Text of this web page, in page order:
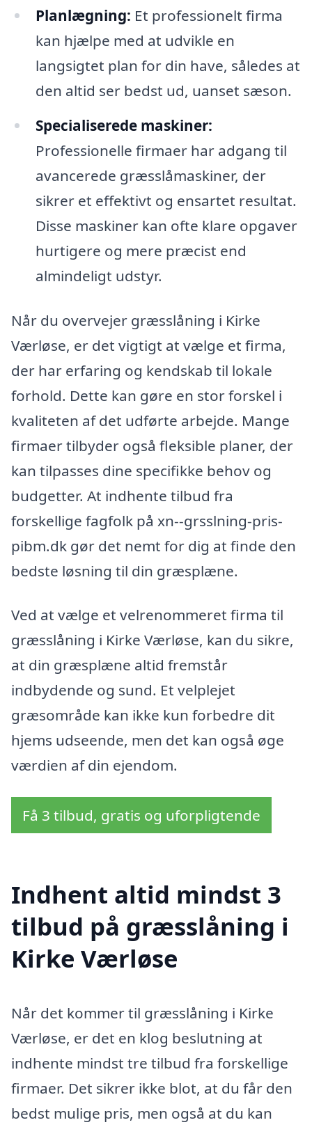
Planlægning: Et professionelt firma
kan hjælpe med at udvikle en
langsigtet plan for din have, således at
den altid ser bedst ud, uanset sæson.
Specialiserede maskiner:
Professionelle firmaer har adgang til
avancerede græsslåmaskiner, der
sikrer et effektivt og ensartet resultat.
Disse maskiner kan ofte klare opgaver
hurtigere og mere præcist end
almindeligt udstyr.
Når du overvejer græsslåning i Kirke
Værløse, er det vigtigt at vælge et firma,
der har erfaring og kendskab til lokale
forhold. Dette kan gøre en stor forskel i
kvaliteten af det udførte arbejde. Mange
firmaer tilbyder også fleksible planer, der
kan tilpasses dine specifikke behov og
budgetter. At indhente tilbud fra
forskellige fagfolk på xn--grsslning-pris-
pibm.dk gør det nemt for dig at finde den
bedste løsning til din græsplæne.
Ved at vælge et velrenommeret firma til
græsslåning i Kirke Værløse, kan du sikre,
at din græsplæne altid fremstår
indbydende og sund. Et velplejet
græsområde kan ikke kun forbedre dit
hjems udseende, men det kan også øge
værdien af din ejendom.
Få 3 tilbud, gratis og uforpligtende
Indhent altid mindst 3
tilbud på græsslåning i
Kirke Værløse
Når det kommer til græsslåning i Kirke
Værløse, er det en klog beslutning at
indhente mindst tre tilbud fra forskellige
firmaer. Det sikrer ikke blot, at du får den
bedst mulige pris, men også at du kan